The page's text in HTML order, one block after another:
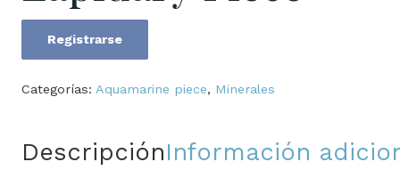
Aquamarine
Piece
Registrarse
Categorías: Aquamarine piece, Minerales
DescripciónInformación